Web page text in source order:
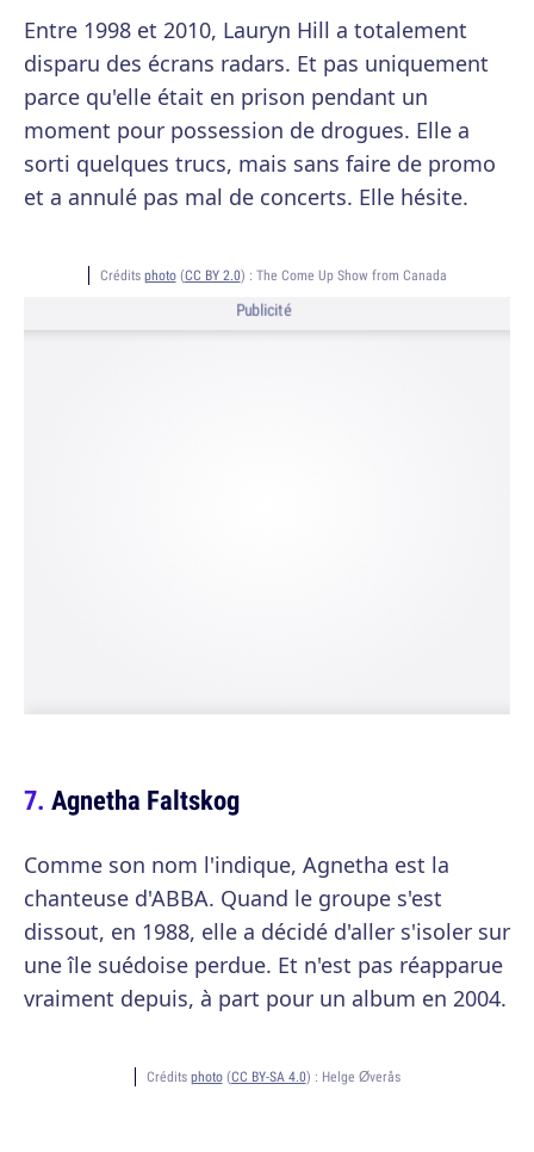
Entre 1998 et 2010, Lauryn Hill a totalement
disparu des écrans radars. Et pas uniquement
parce qu'elle était en prison pendant un
moment pour possession de drogues. Elle a
sorti quelques trucs, mais sans faire de promo
et a annulé pas mal de concerts. Elle hésite.
Crédits photo(CC BY 2.0) : The Come Up Show from Canada
Publicité
Agnetha Faltskog
Comme son nom l'indique, Agnetha est la
chanteuse d'ABBA. Quand le groupe s'est
dissout, en 1988, elle a décidé d'aller s'isoler sur
une île suédoise perdue. Et n'est pas réapparue
vraiment depuis, à part pour un album en 2004.
Crédits photo(CC BY-SA 4.0) : Helge Øverås